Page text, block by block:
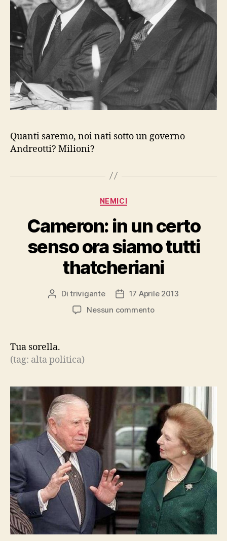
Quanti saremo, noi nati sotto un governo
Andreotti? Milioni?
Categorie
NEMICI
Cameron: in un certo
senso ora siamo tutti
thatcheriani
Autore
articolo
Ditrivigante
Data
dell'articolo
17 Aprile 2013
Nessun commentosu
siamo
tutti
thatcheriani
Tua sorella.
(tag: alta politica)